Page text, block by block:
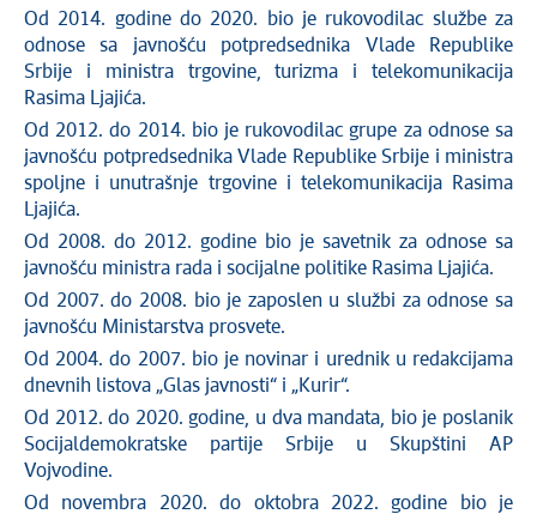
Od 2014. godine do 2020. bio je rukovodilac službe za
odnose sa javnošću potpredsednika Vlade Republike
Srbije i ministra trgovine, turizma i telekomunikacija
Rasima Ljajića.
Od 2012. do 2014. bio je rukovodilac grupe za odnose sa
javnošću potpredsednika Vlade Republike Srbije i ministra
spoljne i unutrašnje trgovine i telekomunikacija Rasima
Ljajića.
Od 2008. do 2012. godine bio je savetnik za odnose sa
javnošću ministra rada i socijalne politike Rasima Ljajića.
Od 2007. do 2008. bio je zaposlen u službi za odnose sa
javnošću Ministarstva prosvete.
Od 2004. do 2007. bio je novinar i urednik u redakcijama
dnevnih listova „Glas javnosti“ i „Kurir“.
Od 2012. do 2020. godine, u dva mandata, bio je poslanik
Socijaldemokratske partije Srbije u Skupštini AP
Vojvodine.
Od novembra 2020. do oktobra 2022. godine bio je